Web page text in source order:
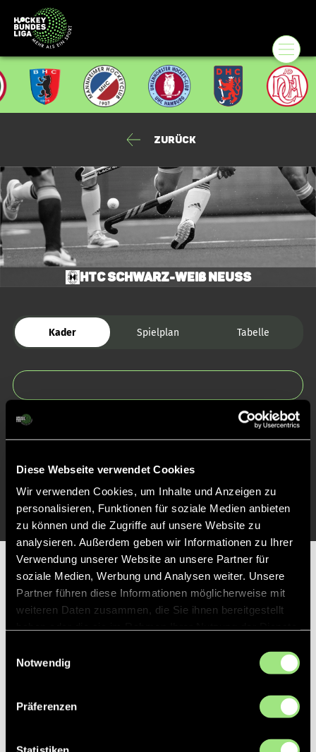
Diese Webseite verwendet Cookies
Wir verwenden Cookies, um Inhalte und Anzeigen zu
personalisieren, Funktionen für soziale Medien anbieten
zu können und die Zugriffe auf unsere Website zu
analysieren. Außerdem geben wir Informationen zu Ihrer
Verwendung unserer Website an unsere Partner für
soziale Medien, Werbung und Analysen weiter. Unsere
Partner führen diese Informationen möglicherweise mit
weiteren Daten zusammen, die Sie ihnen bereitgestellt
Notwendig
Präferenzen
Zurück
HTC Schwarz-Weiß Neuss
Kader Spielplan Tabelle
Partner